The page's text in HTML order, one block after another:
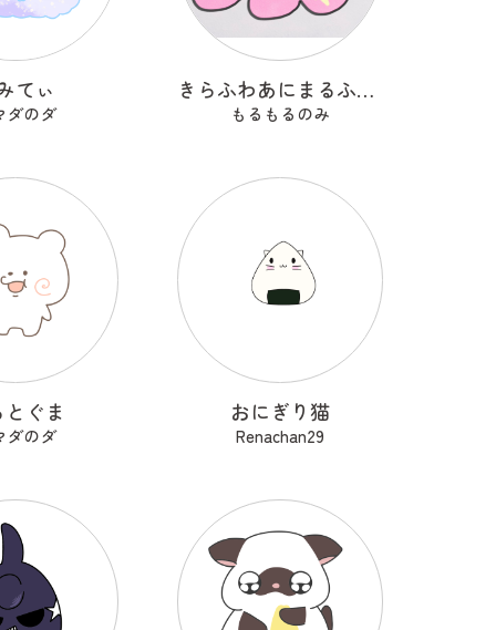
てぃ
ダのダ
きらふわあにまるふれんず
もるもるのみ
ぐま
ダのダ
おにぎり猫
Renachan29